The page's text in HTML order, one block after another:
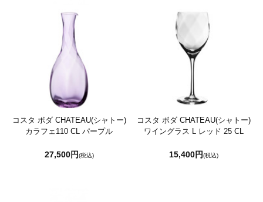
コスタ ボダ CHATEAU(シャトー)
カラフェ110 CL パープル
27,500円(税込)
コスタ ボダ CHATEAU(シャトー)
ワイングラス L レッド 25 CL
15,400円(税込)